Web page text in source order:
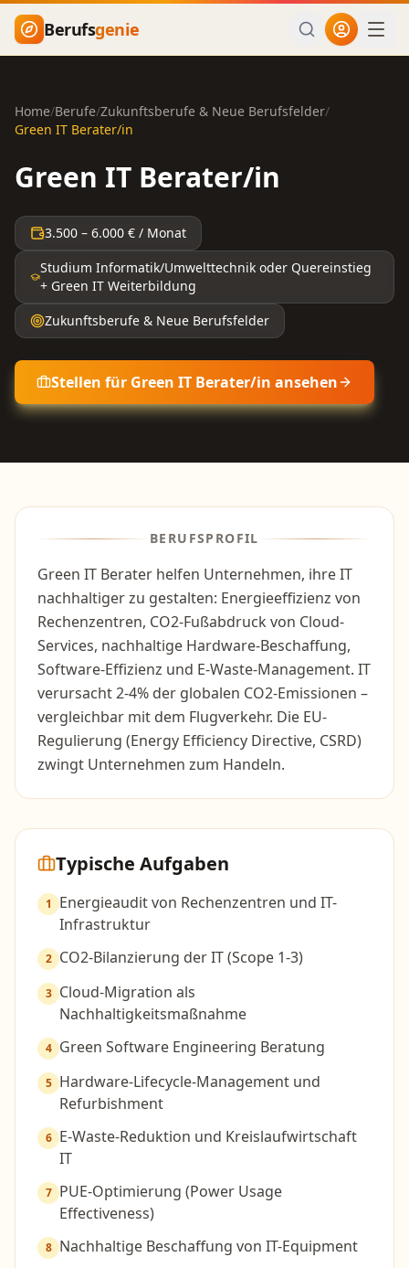
Zum Hauptinhalt springen
Berufsgenie
Home/Berufe/Zukunftsberufe & Neue Berufsfelder/
Green IT Berater/in
Green IT Berater/in
3.500 – 6.000 € / Monat
Studium Informatik/Umwelttechnik oder Quereinstieg
+ Green IT Weiterbildung
Zukunftsberufe & Neue Berufsfelder
Stellen für Green IT Berater/in ansehen
BERUFSPROFIL
Green IT Berater helfen Unternehmen, ihre IT
nachhaltiger zu gestalten: Energieeffizienz von
Rechenzentren, CO2-Fußabdruck von Cloud-
Services, nachhaltige Hardware-Beschaffung,
Software-Effizienz und E-Waste-Management. IT
verursacht 2-4% der globalen CO2-Emissionen –
vergleichbar mit dem Flugverkehr. Die EU-
Regulierung (Energy Efficiency Directive, CSRD)
zwingt Unternehmen zum Handeln.
Typische Aufgaben
1
Energieaudit von Rechenzentren und IT-
Infrastruktur
2 CO2-Bilanzierung der IT (Scope 1-3)
3 Cloud-Migration als
Nachhaltigkeitsmaßnahme
4 Green Software Engineering Beratung
5 Hardware-Lifecycle-Management und
Refurbishment
6 E-Waste-Reduktion und Kreislaufwirtschaft
IT
7 PUE-Optimierung (Power Usage
Effectiveness)
8 Nachhaltige Beschaffung von IT-Equipment